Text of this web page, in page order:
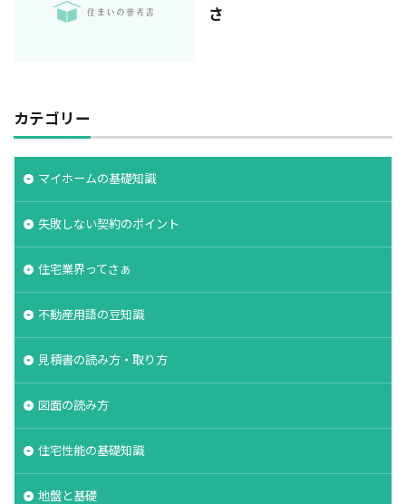
さ
カテゴリー
マイホームの基礎知識
失敗しない契約のポイント
住宅業界ってさぁ
不動産用語の豆知識
見積書の読み方・取り方
図面の読み方
住宅性能の基礎知識
地盤と基礎